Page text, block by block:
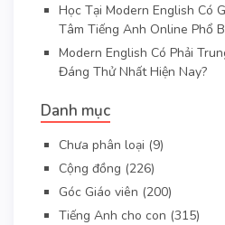
Học Tại Modern English Có
Tâm Tiếng Anh Online Phổ
Modern English Có Phải
Đáng Thử Nhất Hiện Nay?
Danh mục
Chưa phân loại (9)
Cộng đồng (226)
Góc Giáo viên (200)
Tiếng Anh cho con (315)